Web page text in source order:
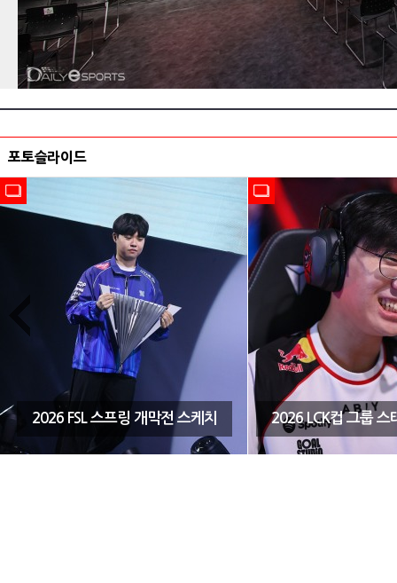
포토슬라이드
2026 FSL 스프링 개막전 스케치 2026 LCK컵 그룹 스